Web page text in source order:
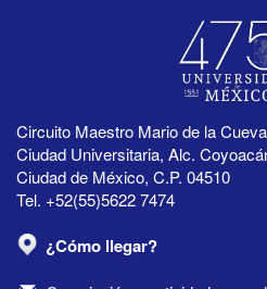
Circuito Maestro Mario de la
Ciudad Universitaria, Alc.
Ciudad de México, C.P. 04510
Tel. +52(55)5622 7474
¿Cómo llegar?